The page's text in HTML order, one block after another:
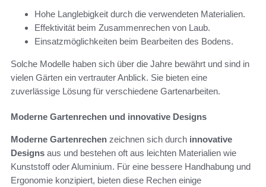
Hohe Langlebigkeit durch die verwendeten Materialien.
Effektivität beim Zusammenrechen von Laub.
Einsatzmöglichkeiten beim Bearbeiten des Bodens.
Solche Modelle haben sich über die Jahre bewährt und sind in
vielen Gärten ein vertrauter Anblick. Sie bieten eine
zuverlässige Lösung für verschiedene Gartenarbeiten.
Moderne Gartenrechen und innovative Designs
Moderne Gartenrechen zeichnen sich durch innovative
Designs aus und bestehen oft aus leichten Materialien wie
Kunststoff oder Aluminium. Für eine bessere Handhabung und
Ergonomie konzipiert, bieten diese Rechen einige